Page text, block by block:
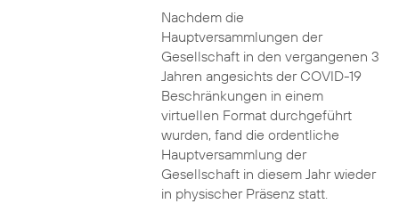
Nachdem die
Hauptversammlungen der
Gesellschaft in den vergangenen 3
Jahren angesichts der COVID-19
Beschränkungen in einem
virtuellen Format durchgeführt
wurden, fand die ordentliche
Hauptversammlung der
Gesellschaft in diesem Jahr wieder
in physischer Präsenz statt.